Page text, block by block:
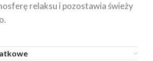
relaksu i pozostawia świeży